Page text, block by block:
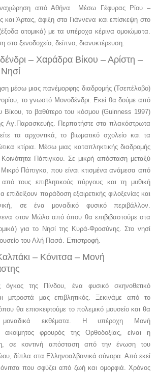
από Αθήνα Μέσω Γέφυρας Ρίου –
και Άρτας, άφιξη στα Γιάννενα και επίσκεψη στο
ατομικά) με τα υπέροχα κέρινα ομοιώματα.
στο ξενοδοχείο, δείπνο, διανυκτέρευση.
– Χαράδρα Βίκου – Αρίστη –
μέσω μιας πανέμορφης διαδρομής (Τσεπέλοβο)
το γνωστό Μονοδένδρι. Εκεί θα δούμε από
Βίκου, το βαθύτερο του κόσμου (Guinness 1997)
Αγ.Παρασκευής. Περπατήστε στα πλακόστρωτα
τα αρχοντικά, το βιωματικό σχολείο και τα
κτίρια. Μέσω μιας καταπληκτικής διαδρομής
Κοινότητα Πάπιγκου. Σε μικρή απόσταση μεταξύ
Πάπιγκο, που είναι κτισμένα ανάμεσα από
τους επιβλητικούς πύργους και τη μυθική
παράδοση εξαιρετικής φιλοξενίας και
σε ένα μοναδικό φυσικό περιβάλλον.
στον Μώλο από όπου θα επιβιβαστούμε στα
για το Νησί της Κυρά-Φροσύνης. Στο νησί
του Αλή Πασά. Επιστροφή.
– Κόνιτσα – Μονή
όγκος της Πίνδου, ένα φυσικό σκηνοθετικό
μπροστά μας επιβλητικός. Ξεκινάμε από το
θα επισκεφτούμε το πολεμικό μουσείο και θα
εκθέματα. Η υπέροχη Μονή
ακοίμητος φρουρός της Ορθοδοξίας, είναι η
σε κοντινή απόσταση από την ένωση του
δίπλα στα Ελληνοαλβανικά σύνορα. Από εκεί
που σφύζει από ζωή και ομορφιά. Χρόνος